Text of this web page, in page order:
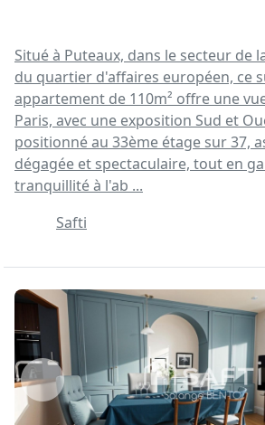
Situé à Puteaux, dans le secteur de
du quartier d'affaires européen, ce
appartement de 110m² offre une
Paris, avec une exposition Sud et
positionné au 33ème étage sur 37,
dégagée et spectaculaire, tout en
tranquillité à l'ab ...
Safti